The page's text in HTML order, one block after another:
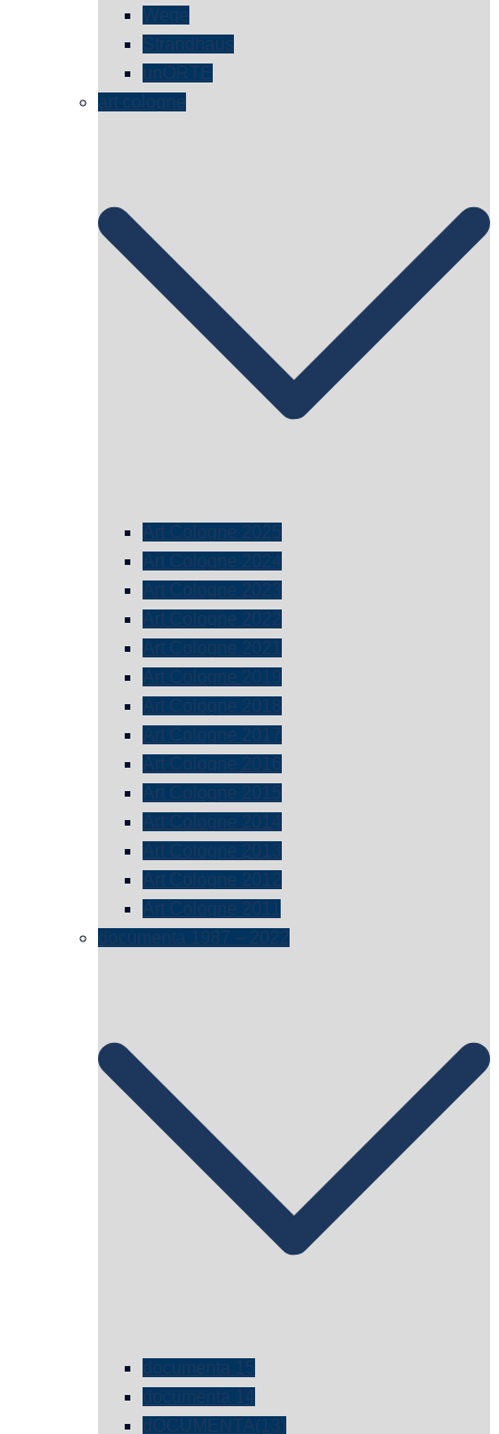
Wege
Strandhaus
unORTE
art cologne
Art Cologne 2025
Art Cologne 2024
Art Cologne 2023
Art Cologne 2022
Art Cologne 2021
Art Cologne 2019
Art Cologne 2018
Art Cologne 2017
Art Cologne 2016
Art Cologne 2015
Art Cologne 2014
Art Cologne 2013
Art Cologne 2012
Art Cologne 2011
documenta 1987 – 2022
documenta 15
documenta 14
dOCUMENTA(13)